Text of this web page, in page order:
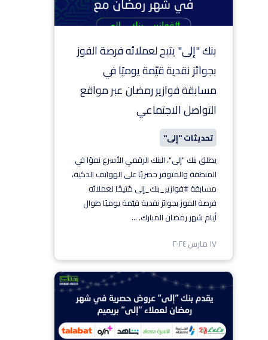
بنك "إلى" يتيح لعملائه فرصة الفوز
بجوائز نقدية قيّمة يوميًا في
مسابقة فوازير رمضان عبر مواقع
التواصل الاجتماعي
تحديثات "إلى"
يطلق بنك "إلى"، البنك الرقمي الأسرع نموًا في
المنطقة والمتوفر حصريًا على الهواتف الذكية،
مسابقة #فوازير_بنك_إلى مُتيحًا لعملائه
فرصة الفوز بجوائز نقدية قيّمة يوميًا طوال
أيام شهر رمضان المبارك....
١٧ مارس ٢٠٢٤